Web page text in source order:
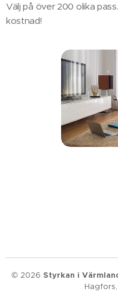
Välj på över 200 olika
kostnad!
© 2026 Styrkan i